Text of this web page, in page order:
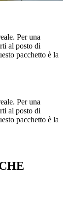
Per una
al posto di
pacchetto è la
Per una
al posto di
pacchetto è la